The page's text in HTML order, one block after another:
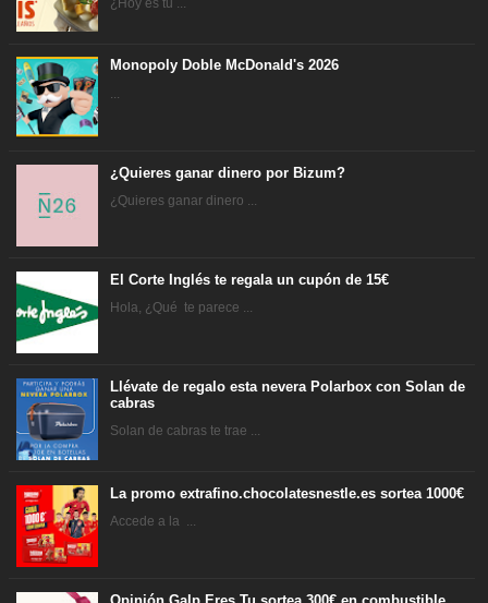
¿Hoy es tu ...
Monopoly Doble McDonald's 2026
...
¿Quieres ganar dinero por Bizum?
¿Quieres ganar dinero ...
El Corte Inglés te regala un cupón de 15€
Hola, ¿Qué te parece ...
Llévate de regalo esta nevera Polarbox con Solan de
cabras
Solan de cabras te trae ...
La promo extrafino.chocolatesnestle.es sortea 1000€
Accede a la ...